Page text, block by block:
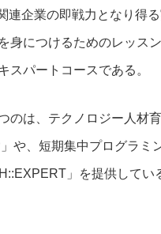
連企業の即戦力となり得
身につけるためのレッス
スパートコースである。
のは、テクノロジー人材
」や、短期集中プログラミ
」を提供してい